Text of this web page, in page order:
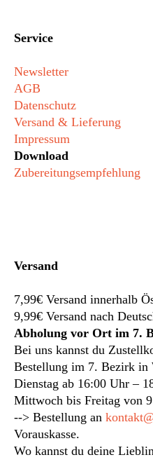
Service
Newsletter
AGB
Datenschutz
Versand & Lieferung
Impressum
Download
Zubereitungsempfehlung
Versand
7,99€ Versand innerhalb
9,99€ Versand nach
Abholung vor Ort im 7.
Bei uns kannst du
Bestellung im 7. Bezirk in
Dienstag ab 16:00 Uhr –
Mittwoch bis Freitag von
--> Bestellung an
Vorauskasse.
Wo kannst du deine